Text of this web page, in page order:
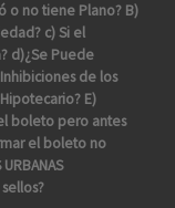
o no tiene Plano? B)
c) Si el
d)¿Se Puede
de los
E)
boleto pero antes
el boleto no